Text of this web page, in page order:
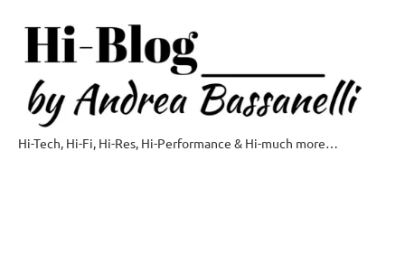
contenuto
Hi-
Hi-Tech, Hi-Fi, Hi-Res, Hi-Performance & Hi-much more…